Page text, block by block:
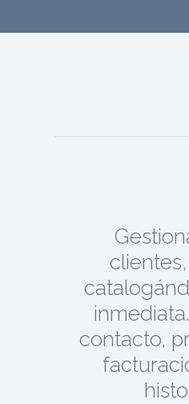
contacto,